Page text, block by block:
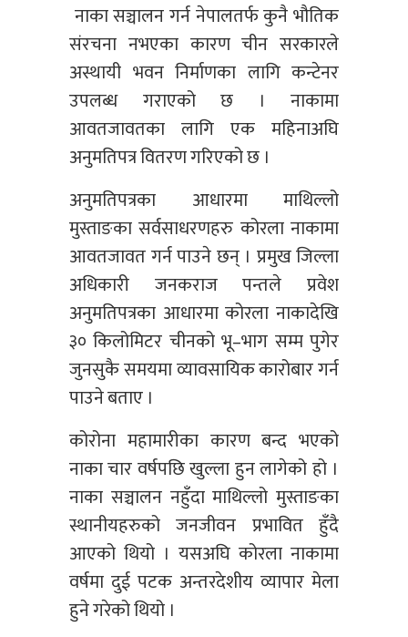
नाका सञ्चालन गर्न नेपालतर्फ कुनै भौतिक
संरचना नभएका कारण चीन सरकारले
अस्थायी भवन निर्माणका लागि कन्टेनर
उपलब्ध गराएको छ । नाकामा
आवतजावतका लागि एक महिनाअघि
अनुमतिपत्र वितरण गरिएको छ ।
अनुमतिपत्रका आधारमा माथिल्लो
मुस्ताङका सर्वसाधरणहरु कोरला नाकामा
आवतजावत गर्न पाउने छन् । प्रमुख जिल्ला
अधिकारी जनकराज पन्तले प्रवेश
अनुमतिपत्रका आधारमा कोरला नाकादेखि
३० किलोमिटर चीनको भू–भाग सम्म पुगेर
जुनसुकै समयमा व्यावसायिक कारोबार गर्न
पाउने बताए ।
कोरोना महामारीका कारण बन्द भएको
नाका चार वर्षपछि खुल्ला हुन लागेको हो ।
नाका सञ्चालन नहुँदा माथिल्लो मुस्ताङका
स्थानीयहरुको जनजीवन प्रभावित हुँदै
आएको थियो । यसअघि कोरला नाकामा
वर्षमा दुई पटक अन्तरदेशीय व्यापार मेला
हुने गरेको थियो ।